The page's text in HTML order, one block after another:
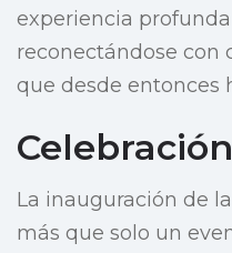
experiencia
reconectándose con
que desde entonces
La inauguración de
más que solo un